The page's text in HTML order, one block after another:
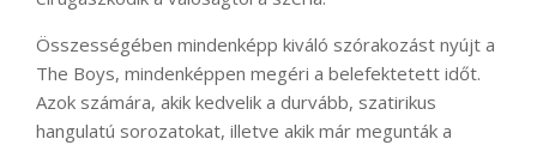
Összességében mindenképp kiváló szórakozást nyújt a
The Boys, mindenképpen megéri a belefektetett időt.
Azok számára, akik kedvelik a durvább, szatirikus
hangulatú sorozatokat, illetve akik már megunták a